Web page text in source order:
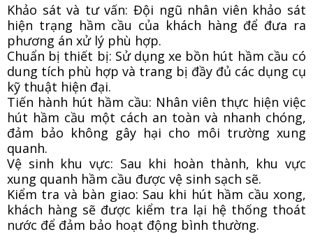
Khảo sát và tư vấn: Đội ngũ nhân viên khảo sát
hiện trạng hầm cầu của khách hàng để đưa ra
phương án xử lý phù hợp.
Chuẩn bị thiết bị: Sử dụng xe bồn hút hầm cầu có
dung tích phù hợp và trang bị đầy đủ các dụng cụ
kỹ thuật hiện đại.
Tiến hành hút hầm cầu: Nhân viên thực hiện việc
hút hầm cầu một cách an toàn và nhanh chóng,
đảm bảo không gây hại cho môi trường xung
quanh.
Vệ sinh khu vực: Sau khi hoàn thành, khu vực
xung quanh hầm cầu được vệ sinh sạch sẽ.
Kiểm tra và bàn giao: Sau khi hút hầm cầu xong,
khách hàng sẽ được kiểm tra lại hệ thống thoát
nước để đảm bảo hoạt động bình thường.